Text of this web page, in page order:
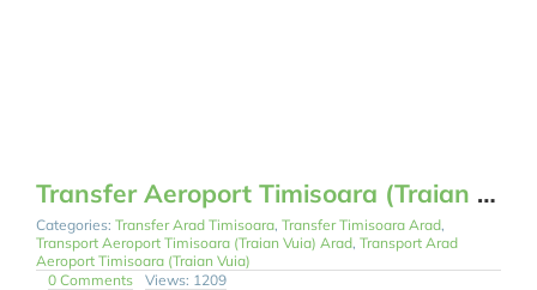
Transfer Aeroport Timisoara (Traian Vuia) Arad Zilnic Tur Retur
Categories: Transfer Arad Timisoara, Transfer Timisoara Arad,
Transport Aeroport Timisoara (Traian Vuia) Arad, Transport Arad
Aeroport Timisoara (Traian Vuia)
0 CommentsonViews: 1209